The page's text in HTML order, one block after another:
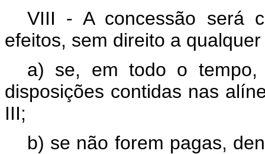
VIII - A concessão será
efeitos, sem direito a
a) se, em todo o tempo,
disposições contidas nas
III;
b) se não forem pagas,